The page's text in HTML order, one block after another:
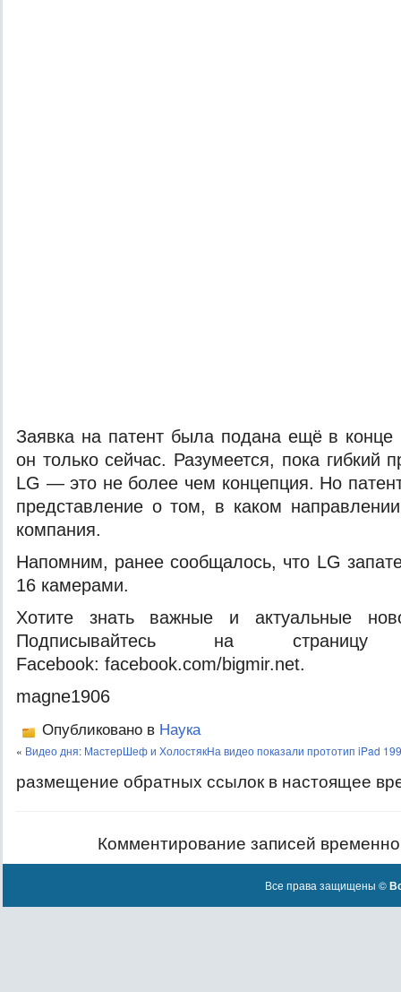
Заявка на патент была подана ещё в
он только сейчас. Разумеется, пока гибкий
LG — это не более чем концепция. Но
представление о том, в каком направлении
компания.
Напомним, ранее сообщалось, что LG
16 камерами.
Хотите знать важные и актуальные
Подписывайтесь на
Facebook: facebook.com/bigmir.net.
magne1906
Опубликовано в Наука
« Видео дня: МастерШеф и ХолостякНа видео показали прототип iPad
размещение обратных ссылок в настоящее
Комментирование записей
Все права защищены ©